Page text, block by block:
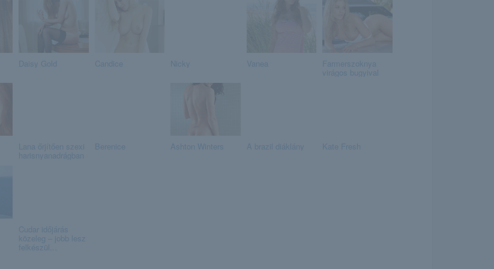
Daisy Gold Candice Nicky Vanea Farmerszoknya
virágos bugyival
Lana őrjítően szexi
harisnyanadrágban
Berenice Ashton Winters A brazil diáklány Kate Fresh
Cudar időjárás
közeleg – jobb lesz
felkészül...